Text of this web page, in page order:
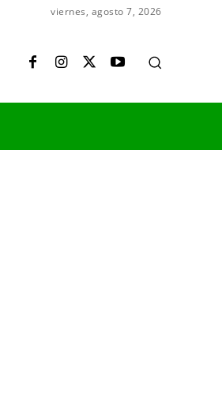
viernes, agosto 7, 2026